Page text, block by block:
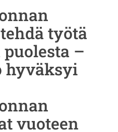
työtä
–
hyväksyi
vuoteen